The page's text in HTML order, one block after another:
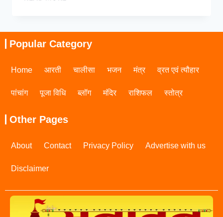
Popular Category
Home आरती चालीसा भजन मंत्र व्रत एवं त्यौहार
पांचांग पूजा विधि ब्लॉग मंदिर राशिफल स्तोत्र
Other Pages
About Contact Privacy Policy Advertise with us
Disclaimer